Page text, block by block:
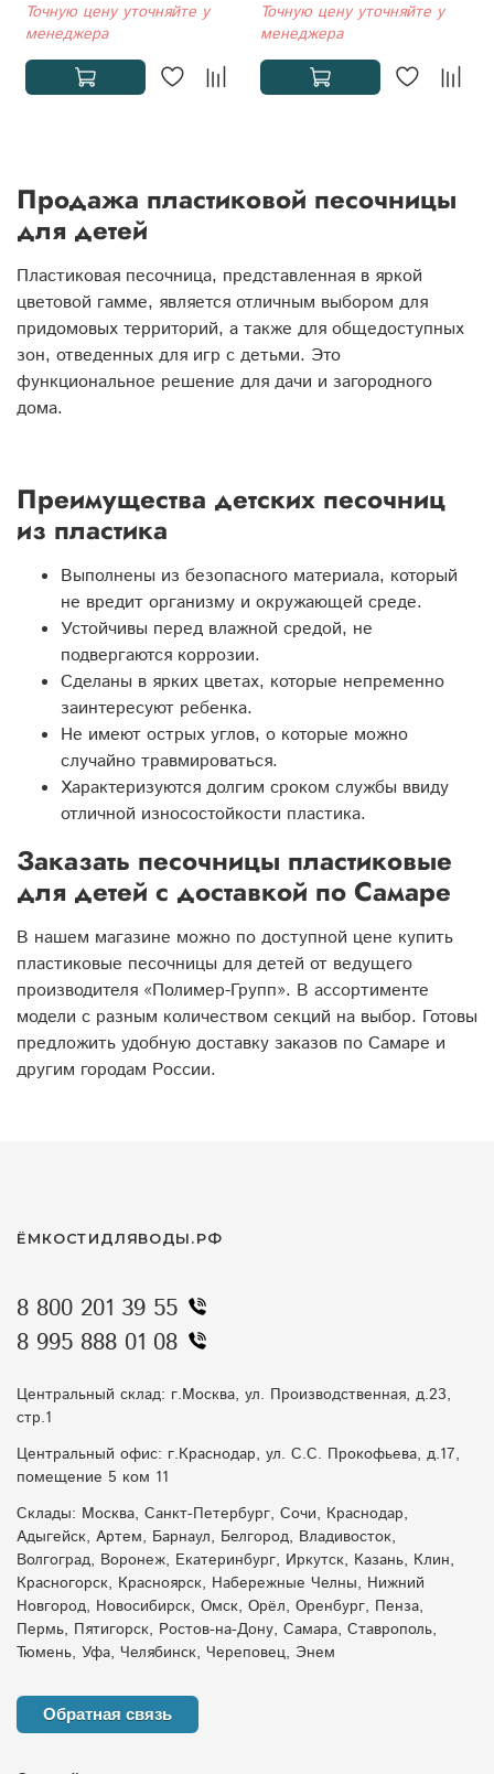
Точную цену уточняйте у
менеджера
Точную цену уточняйте у
менеджера
Продажа пластиковой песочницы
для детей
Пластиковая песочница, представленная в яркой
цветовой гамме, является отличным выбором для
придомовых территорий, а также для общедоступных
зон, отведенных для игр с детьми. Это
функциональное решение для дачи и загородного
дома.
Преимущества детских песочниц
из пластика
Выполнены из безопасного материала, который
не вредит организму и окружающей среде.
Устойчивы перед влажной средой, не
подвергаются коррозии.
Сделаны в ярких цветах, которые непременно
заинтересуют ребенка.
Не имеют острых углов, о которые можно
случайно травмироваться.
Характеризуются долгим сроком службы ввиду
отличной износостойкости пластика.
Заказать песочницы пластиковые
для детей с доставкой по Самаре
В нашем магазине можно по доступной цене купить
пластиковые песочницы для детей от ведущего
производителя «Полимер-Групп». В ассортименте
модели с разным количеством секций на выбор. Готовы
предложить удобную доставку заказов по Самаре и
другим городам России.
ЁМКОСТИДЛЯВОДЫ.РФ
8 800 201 39 55
8 995 888 01 08
Центральный склад: г.Москва, ул. Производственная, д.23,
стр.1
Центральный офис: г.Краснодар, ул. С.С. Прокофьева, д.17,
помещение 5 ком 11
Склады: Москва, Санкт-Петербург, Сочи, Краснодар,
Адыгейск, Артем, Барнаул, Белгород, Владивосток,
Волгоград, Воронеж, Екатеринбург, Иркутск, Казань, Клин,
Красногорск, Красноярск, Набережные Челны, Нижний
Новгород, Новосибирск, Омск, Орёл, Оренбург, Пенза,
Пермь, Пятигорск, Ростов-на-Дону, Самара, Ставрополь,
Тюмень, Уфа, Челябинск, Череповец, Энем
Обратная связь